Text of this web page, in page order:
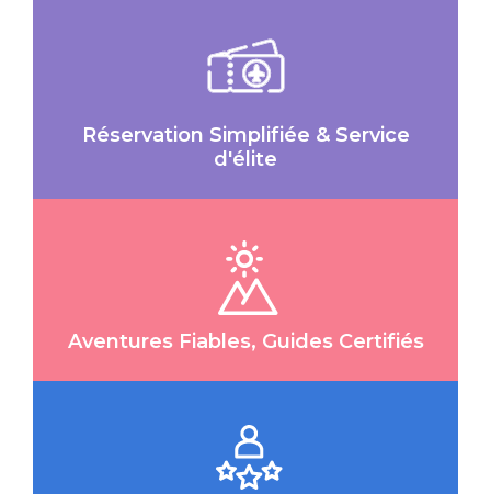
Réservation Simplifiée & Service
d'élite
Aventures Fiables, Guides Certifiés